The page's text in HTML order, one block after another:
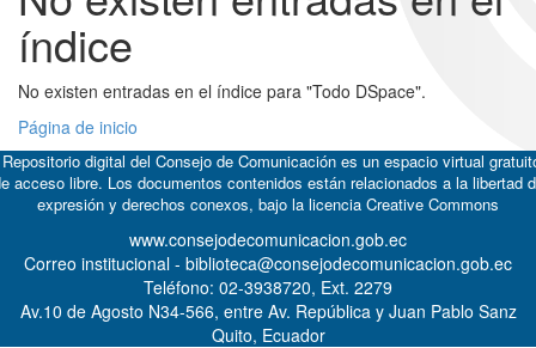
índice
No existen entradas en el índice para "Todo DSpace".
Página de inicio
digital del Consejo de Comunicación es un espacio virtual
acceso libre. Los documentos contenidos están relacionados a la libertad
expresión y derechos conexos, bajo la licencia Creative Commons
www.consejodecomunicacion.gob.ec
Correo institucional - biblioteca@consejodecomunicacion.gob.ec
Teléfono: 02-3938720, Ext. 2279
Av.10 de Agosto N34-566, entre Av. República y Juan Pablo Sanz
Quito, Ecuador